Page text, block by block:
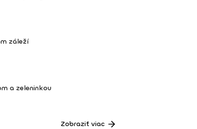
záleží
a zeleninkou
Zobraziť viac